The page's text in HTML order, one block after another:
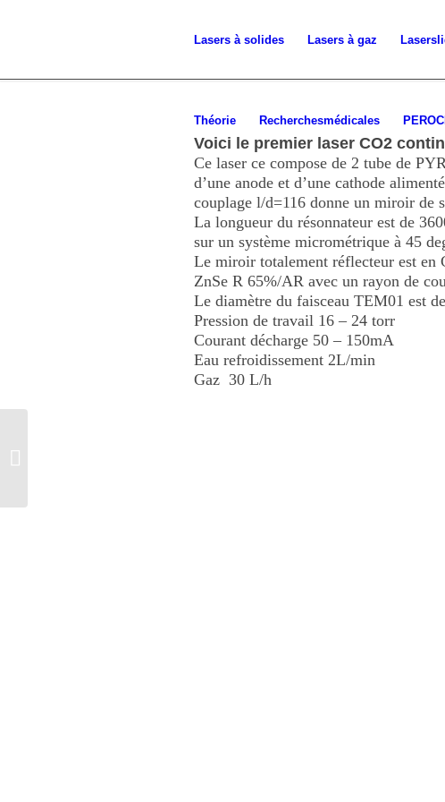
Lasers à solides Lasers à gaz Lasers
Théorie Recherchesmédicales
Voici le premier laser CO2
Ce laser ce compose de 2 tube de
d’une anode et d’une cathode
couplage l/d=116 donne un miroir de
La longueur du résonnateur est de
sur un système micrométrique à 45
Le miroir totalement réflecteur est en
ZnSe R 65%/AR avec un rayon de
Le diamètre du faisceau TEM01 est
Pression de travail 16 – 24 torr
Courant décharge 50 – 150mA
Eau refroidissement 2L/min
Gaz 30 L/h